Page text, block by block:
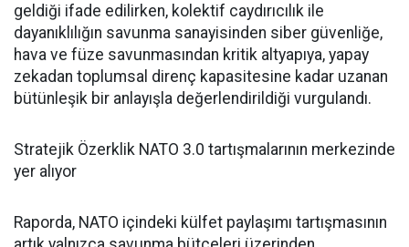
geldiği ifade edilirken, kolektif caydırıcılık ile
dayanıklılığın savunma sanayisinden siber güvenliğe,
hava ve füze savunmasından kritik altyapıya, yapay
zekadan toplumsal direnç kapasitesine kadar uzanan
bütünleşik bir anlayışla değerlendirildiği vurgulandı.
Stratejik Özerklik NATO 3.0 tartışmalarının merkezinde
yer alıyor
Raporda, NATO içindeki külfet paylaşımı tartışmasının